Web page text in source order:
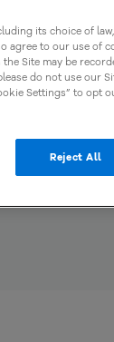
its choice of
agree to our use of
Site may be
do not use our
Settings” to opt
Reject All